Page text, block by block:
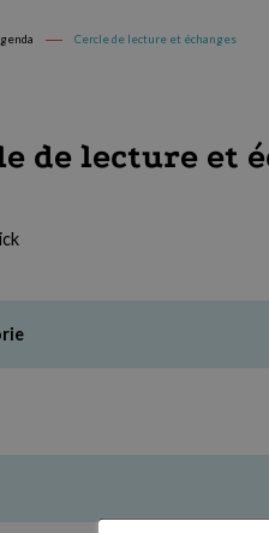
Cercle de lecture et échanges
de lecture et